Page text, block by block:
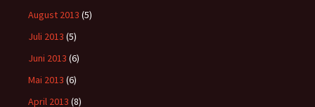
August 2013 (5)
Juli 2013 (5)
Juni 2013 (6)
Mai 2013 (6)
April 2013 (8)